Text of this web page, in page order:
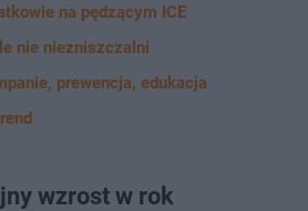
na pędzącym ICE
nie niezniszczalni
prewencja, edukacja
wzrost w rok